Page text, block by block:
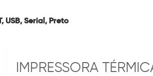
USB, Serial, Preto
IMPRESSORA